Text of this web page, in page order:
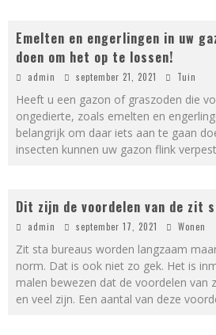
Emelten en engerlingen in uw
doen om het op te lossen!
admin september 21, 2021 Tuin
Heeft u een gazon of graszoden die
ongedierte, zoals emelten en
belangrijk om daar iets aan te gaan
insecten kunnen uw gazon flink
Dit zijn de voordelen van de zit
admin september 17, 2021 Wonen
Zit sta bureaus worden langzaam
norm. Dat is ook niet zo gek. Het is
malen bewezen dat de voordelen van
en veel zijn. Een aantal van deze